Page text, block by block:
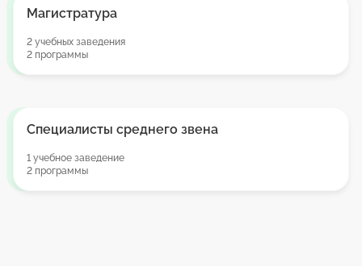
Магистратура
2 учебных заведения
2 программы
Специалисты среднего звена
1 учебное заведение
2 программы